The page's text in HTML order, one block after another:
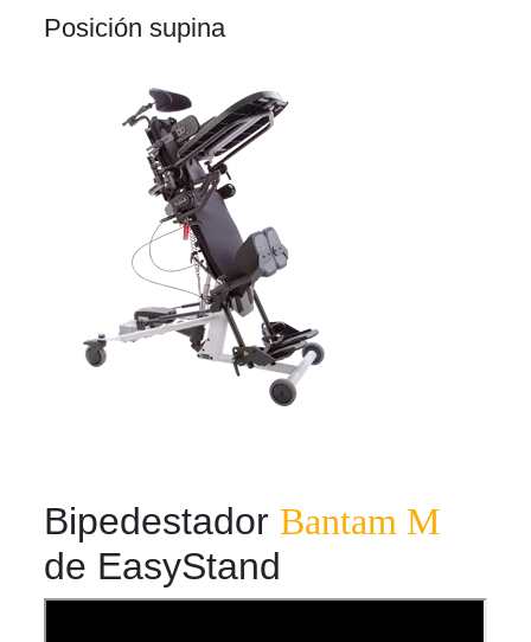
Posición supina
Bipedestador Bantam M
de EasyStand